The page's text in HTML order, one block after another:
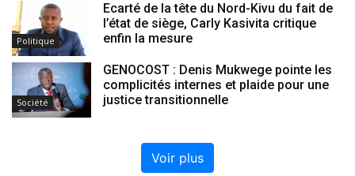
Politique
Ecarté de la tête du Nord-Kivu du fait de
l’état de siège, Carly Kasivita critique
enfin la mesure
Société
GENOCOST : Denis Mukwege pointe les
complicités internes et plaide pour une
justice transitionnelle
Voir plus